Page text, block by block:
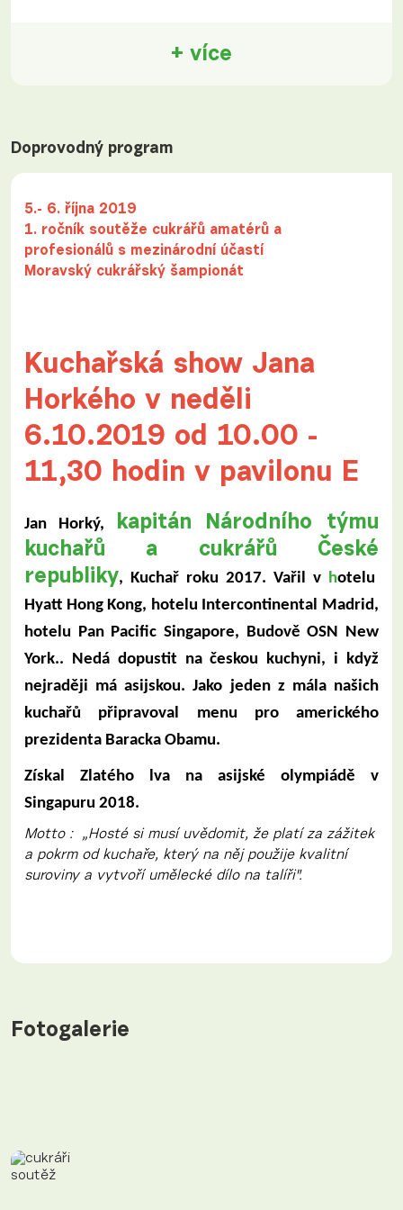
+ více
Doprovodný program
5.- 6. října 2019
1. ročník soutěže cukrářů amatérů a
profesionálů s mezinárodní účastí
Moravský cukrářský šampionát
Kuchařská show Jana
Horkého v neděli
6.10.2019 od 10.00 -
11,30 hodin v pavilonu E
Jan Horký,
kapitán Národního týmu
kuchařů a cukrářů České
republiky, Kuchař roku 2017. Vařil v hotelu
Hyatt Hong Kong, hotelu Intercontinental Madrid,
hotelu Pan Pacific Singapore, Budově OSN New
York.. Nedá dopustit na českou kuchyni, i když
nejraději má asijskou.Jako jeden z mála našich
kuchařů připravoval menu pro amerického
prezidenta Baracka Obamu.
Získal Zlatého lva na asijské olympiádě v
Singapuru 2018.
Motto : „Hosté si musí uvědomit, že platí za zážitek
a pokrm od kuchaře, který na něj použije kvalitní
suroviny a vytvoří umělecké dílo na talíři".
Fotogalerie